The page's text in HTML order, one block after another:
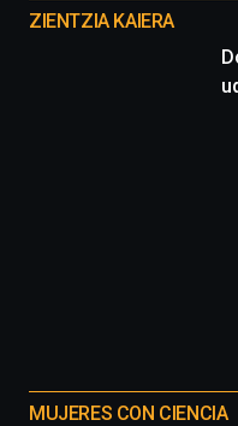
proyectos
ZIENTZIA KAIERA
MUJERES CON CIENCIA